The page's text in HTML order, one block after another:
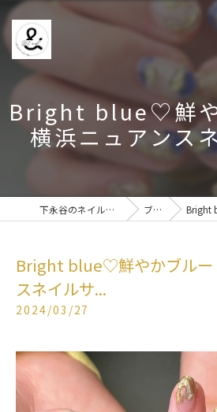
Bright blue♡鮮や
横浜ニュアンス
下永谷のネイルなら& BE nail ブログ Bright
Bright blue♡鮮やかブルー
スネイルサ...
2024/03/27